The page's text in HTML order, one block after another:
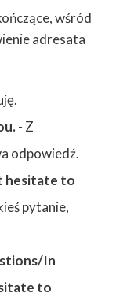
wśród
adresata
- Z
odpowiedź.
hesitate to
pytanie,
In
to